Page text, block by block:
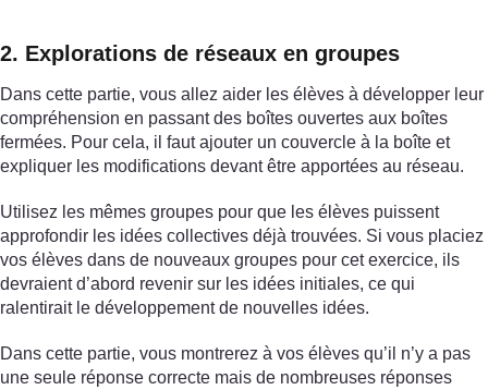
2. Explorations de réseaux en groupes
Dans cette partie, vous allez aider les élèves à développer leur
compréhension en passant des boîtes ouvertes aux boîtes
fermées. Pour cela, il faut ajouter un couvercle à la boîte et
expliquer les modifications devant être apportées au réseau.
Utilisez les mêmes groupes pour que les élèves puissent
approfondir les idées collectives déjà trouvées. Si vous placiez
vos élèves dans de nouveaux groupes pour cet exercice, ils
devraient d’abord revenir sur les idées initiales, ce qui
ralentirait le développement de nouvelles idées.
Dans cette partie, vous montrerez à vos élèves qu’il n’y a pas
une seule réponse correcte mais de nombreuses réponses